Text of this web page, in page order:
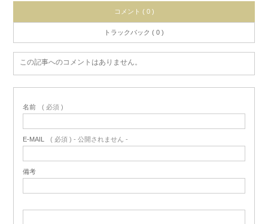
コメント ( 0 )
トラックバック ( 0 )
この記事へのコメントはありません。
名前 ( 必須 )
E-MAIL ( 必須 ) - 公開されません -
備考